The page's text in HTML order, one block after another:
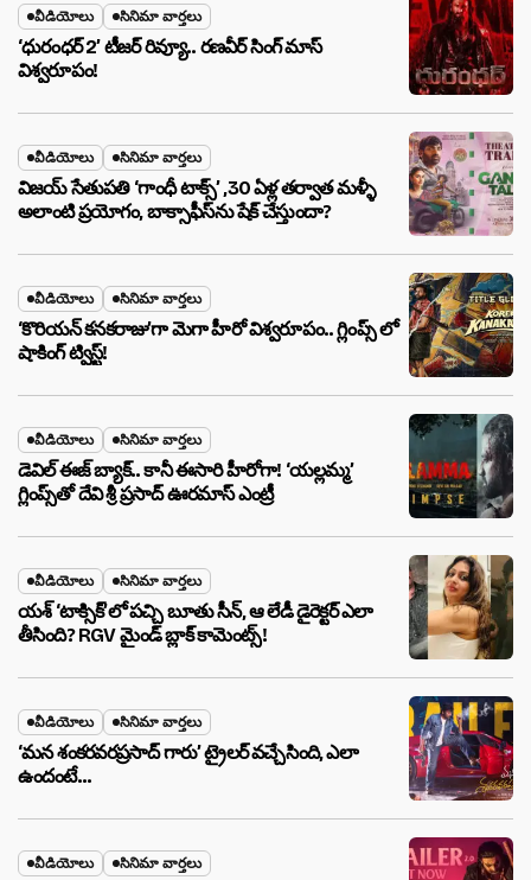
వీడియోలు సినిమా వార్తలు
‘ధురంధర్ 2’ టీజర్ రివ్యూ.. రణవీర్ సింగ్ మాస్
విశ్వరూపం!
వీడియోలు సినిమా వార్తలు
విజయ్ సేతుపతి ‘గాంధీ టాక్స్’ ,30 ఏళ్ల తర్వాత మళ్ళీ
అలాంటి ప్రయోగం, బాక్సాఫీస్‌ను షేక్ చేస్తుందా?
వీడియోలు సినిమా వార్తలు
‘కొరియన్ కనకరాజు’గా మెగా హీరో విశ్వరూపం.. గ్లింప్స్ లో
షాకింగ్ ట్విస్ట్!
వీడియోలు సినిమా వార్తలు
డెవిల్ ఈజ్ బ్యాక్.. కానీ ఈసారి హీరోగా! ‘యల్లమ్మ’
గ్లింప్స్‌తో దేవి శ్రీ ప్రసాద్ ఊరమాస్ ఎంట్రీ
వీడియోలు సినిమా వార్తలు
యశ్ ‘టాక్సిక్’లో పచ్చి బూతు సీన్, ఆ లేడీ డైరెక్టర్ ఎలా
తీసింది? RGV మైండ్ బ్లాక్ కామెంట్స్!
వీడియోలు సినిమా వార్తలు
‘మన శంకరవరప్రసాద్ గారు’ ట్రైలర్ వచ్చేసింది, ఎలా
ఉందంటే…
వీడియోలు సినిమా వార్తలు